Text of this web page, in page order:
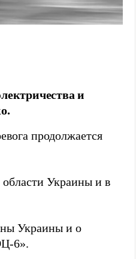
и
продолжается
Украины и в
Украины и о
6».